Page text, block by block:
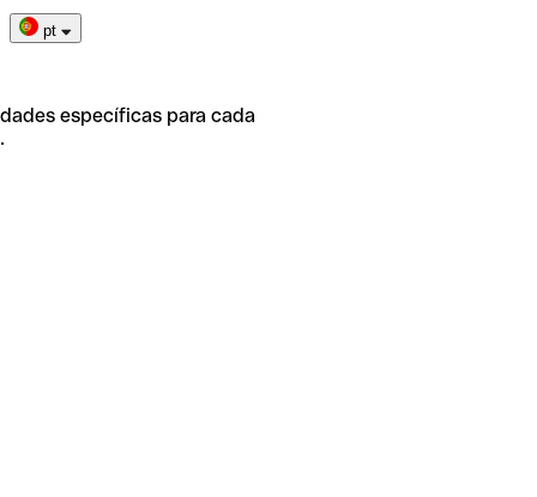
pt
específicas para cada